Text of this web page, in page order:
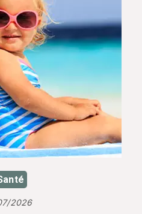
2026